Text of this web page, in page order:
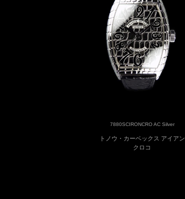
7880SCIRONCRO AC Silver
トノウ・カーベックス アイアン
クロコ